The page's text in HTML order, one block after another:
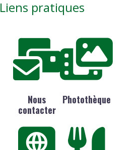
Liens pratiques
Nous
contacter
Photothèque